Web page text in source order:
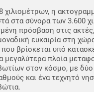
χιλιομέτρων, η
στα σύνορα των 3.600
πρόσβαση στις
ευκαιρία στη
βρίσκεται υπό
μεγαλύτερα πλοία
στον κόσμο, με δύο
και ένα τεχνητό